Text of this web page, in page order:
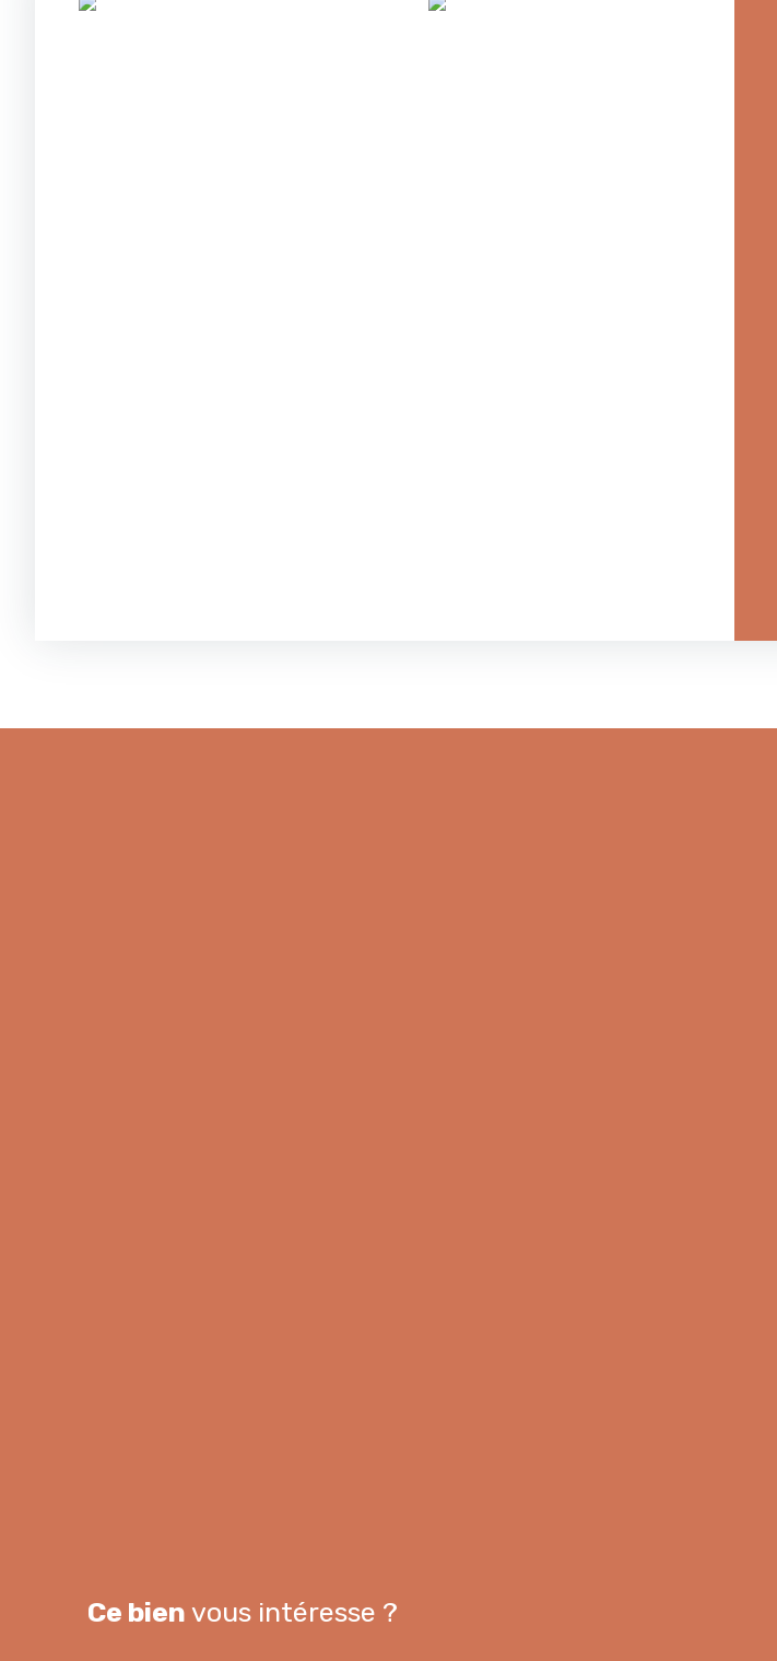
Ce bien vous intéresse ?